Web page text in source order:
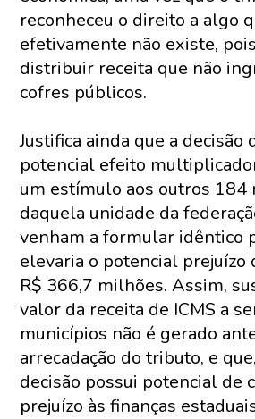
reconheceu o direito a algo
efetivamente não existe,
distribuir receita que não
cofres públicos.
Justifica ainda que a decisão
potencial efeito
um estímulo aos outros 184
daquela unidade da
venham a formular idêntico
elevaria o potencial prejuízo
R$ 366,7 milhões. Assim,
valor da receita de ICMS a
municípios não é gerado
arrecadação do tributo, e
decisão possui potencial de
prejuízo às finanças